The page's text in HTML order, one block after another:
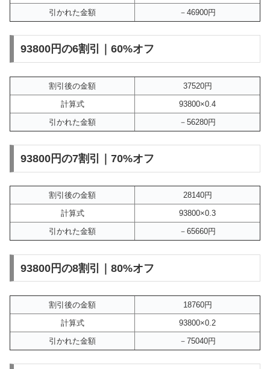
引かれた金額
－46900円
93800円の6割引｜60%オフ
割引後の金額
37520円
計算式
93800×0.4
引かれた金額
－56280円
93800円の7割引｜70%オフ
割引後の金額
28140円
計算式
93800×0.3
引かれた金額
－65660円
93800円の8割引｜80%オフ
割引後の金額
18760円
計算式
93800×0.2
引かれた金額
－75040円